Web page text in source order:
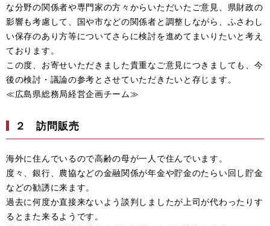
な分野の関係者や専門家の方々からいただいたご意見、県財政の
影響も考慮して、国や市などの関係者と調整しながら、ふさわし
い保存のあり方等についてさらに検討を進めてまいりたいと考え
ております。
この度、お寄せいただきました貴重なご意見につきましても、今
後の検討・議論の参考とさせていただきたいと存じます。
≪広島県総務局経営企画チーム≫
２訪問販売
海外に住んでいるので高齢の母が一人で住んでいます。
度々、銀行、農協などの金融関係が年金や貯金のたらい回し貯金
などの勧誘に来ます。
過去に何度か直接来ないよう談判しましたが上司が代わったりす
るとまた来るようです。